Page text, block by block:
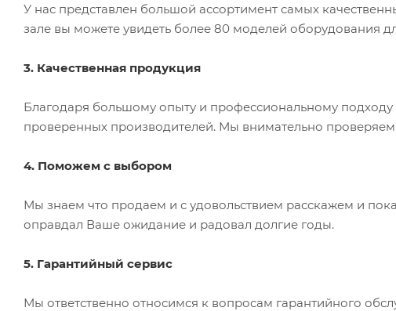
У нас представлен большой ассортимент самых
зале вы можете увидеть более 80 моделей оборудования
3. Качественная продукция
Благодаря большому опыту и профессиональному
проверенных производителей. Мы внимательно
4. Поможем с выбором
Мы знаем что продаем и с удовольствием расскажем и
оправдал Ваше ожидание и радовал долгие годы.
5. Гарантийный сервис
Мы ответственно относимся к вопросам гарантийного